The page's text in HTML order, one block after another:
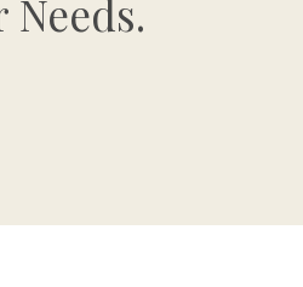
Needs.